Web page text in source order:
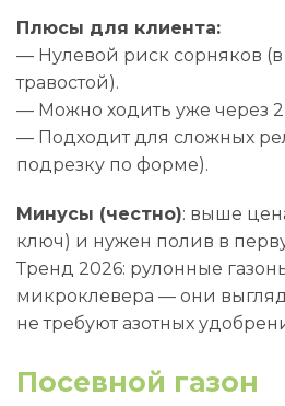
Плюсы для клиента:
— Нулевой риск сорняков (в
травостой).
— Можно ходить уже через
— Подходит для сложных
подрезку по форме).
Минусы (честно): выше
ключ) и нужен полив в
Тренд 2026: рулонные
микроклевера — они
не требуют азотных
Посевной газон